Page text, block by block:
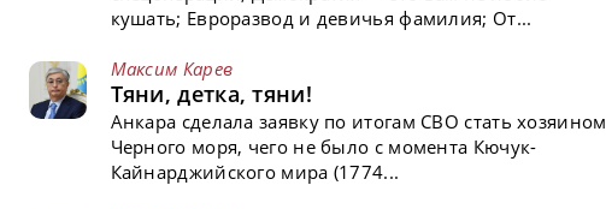
кушать; Евроразвод и девичья фамилия; От...
Максим Карев
Тяни, детка, тяни!
Анкара сделала заявку по итогам СВО стать хозяином
Черного моря, чего не было с момента Кючук-
Кайнарджийского мира (1774...